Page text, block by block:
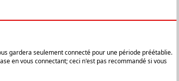
gardera seulement connecté pour une période préétablie.
en vous connectant; ceci n'est pas recommandé si vous